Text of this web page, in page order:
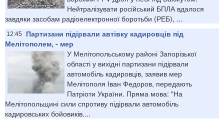
Нейтралізувати російський БПЛА вдалося
завдяки засобам радіоелектронної боротьби (РЕБ), ...
12:45
Партизани підірвали автівку кадировців під
Мелітополем, - мер
У Мелітопольському районі Запорізької
області у вихідні партизани підірвали
автомобіль кадировців, заявив мер
Мелітополя Іван Федоров, передають
Патріоти України. Пряма мова: "На
Мелітопольщині сили спротиву підірвали автомобіль
кадировських бойовиків....